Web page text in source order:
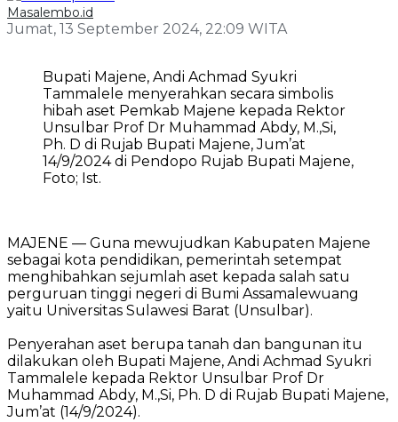
Masalembo.id
Jumat, 13 September 2024, 22:09 WITA
Bupati Majene, Andi Achmad Syukri
Tammalele menyerahkan secara simbolis
hibah aset Pemkab Majene kepada Rektor
Unsulbar Prof Dr Muhammad Abdy, M.,Si,
Ph. D di Rujab Bupati Majene, Jum’at
14/9/2024 di Pendopo Rujab Bupati Majene,
Foto; Ist.
MAJENE — Guna mewujudkan Kabupaten Majene
sebagai kota pendidikan, pemerintah setempat
menghibahkan sejumlah aset kepada salah satu
perguruan tinggi negeri di Bumi Assamalewuang
yaitu Universitas Sulawesi Barat (Unsulbar).
Penyerahan aset berupa tanah dan bangunan itu
dilakukan oleh Bupati Majene, Andi Achmad Syukri
Tammalele kepada Rektor Unsulbar Prof Dr
Muhammad Abdy, M.,Si, Ph. D di Rujab Bupati Majene,
Jum’at (14/9/2024).